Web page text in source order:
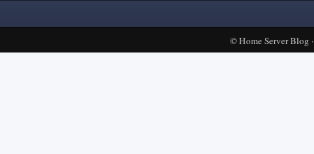
©Home Server Blog